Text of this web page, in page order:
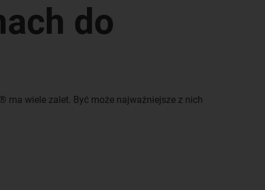
do
ma wiele zalet. Być może najważniejsze z nich